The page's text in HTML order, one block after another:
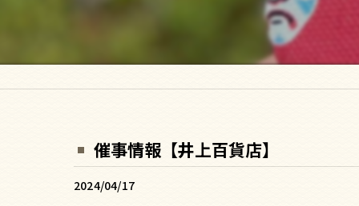
催事情報【井上百貨店】
2024/04/17